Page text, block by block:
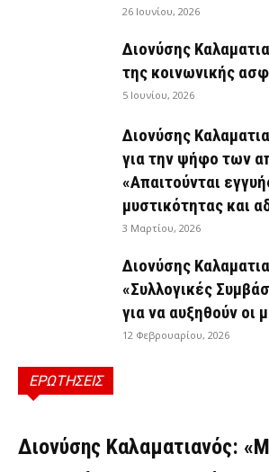
26 Ιουνίου, 2026
Διονύσης
της κοινωνικής
5 Ιουνίου, 2026
Διονύσης
για την ψήφο των
«Απαιτούνται
μυστικότητας και
3 Μαρτίου, 2026
Διονύσης
«Συλλογικές
για να αυξηθούν οι
12 Φεβρουαρίου, 2026
ΕΡΩΤΗΣΕΙΣ
ΕΡΩΤΉΣΕΙΣ
Διονύσης Καλαματιανός: